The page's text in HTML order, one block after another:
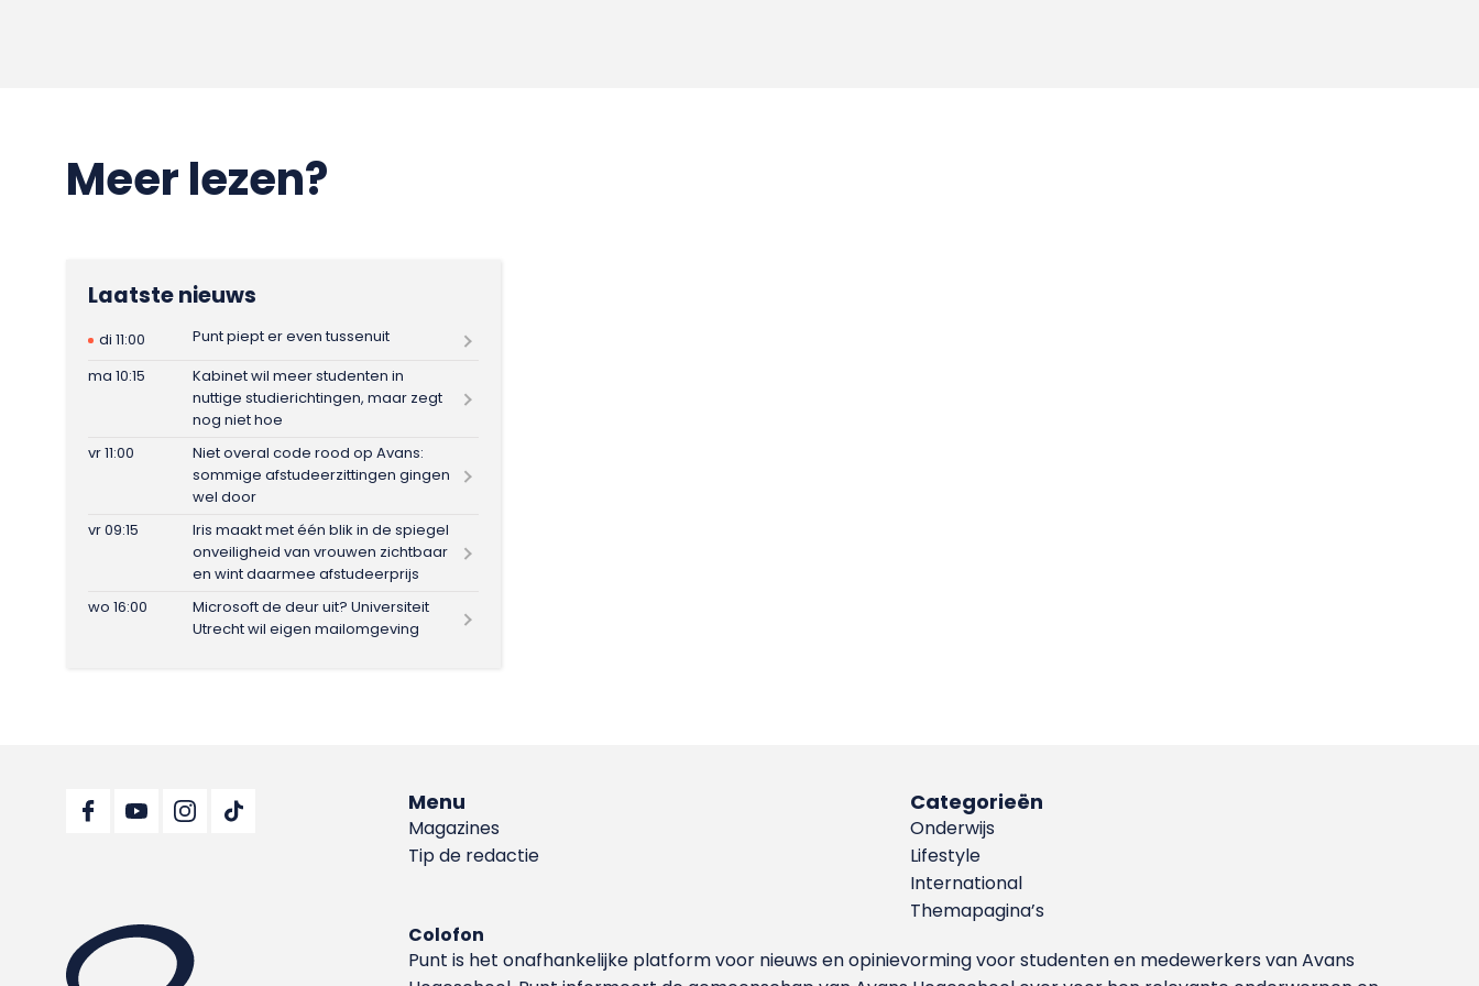
Meer lezen?
Laatste nieuws
di 11:00
Punt piept er even tussenuit
ma 10:15
Kabinet wil meer studenten in
nuttige studierichtingen, maar zegt
nog niet hoe
vr 11:00
Niet overal code rood op Avans:
sommige afstudeerzittingen gingen
wel door
vr 09:15
Iris maakt met één blik in de spiegel
onveiligheid van vrouwen zichtbaar
en wint daarmee afstudeerprijs
wo 16:00
Microsoft de deur uit? Universiteit
Utrecht wil eigen mailomgeving
Menu
Magazines
Tip de redactie
Categorieën
Onderwijs
Lifestyle
International
Themapagina’s
Colofon
Punt is het onafhankelijke platform voor nieuws en opinievorming voor studenten en medewerkers van Avans